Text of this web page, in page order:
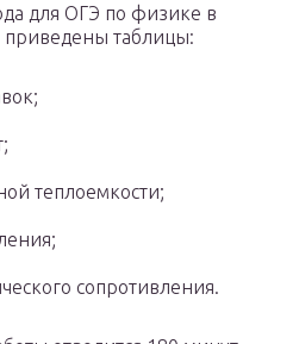
для ОГЭ по физике в
таблицы:
теплоемкости;
сопротивления.